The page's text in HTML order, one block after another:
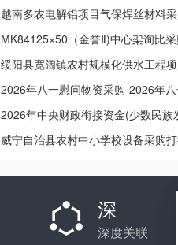
越南多农电解铝项目气保焊丝材料
MK84125×50（金誉Ⅱ)中心架询比
绥阳县宽阔镇农村规模化供水工程
2026年八一慰问物资采购-2026年
2026年中央财政衔接资金(少数民
项目采购公告
威宁自治县农村中小学校设备采购
深
深度关联